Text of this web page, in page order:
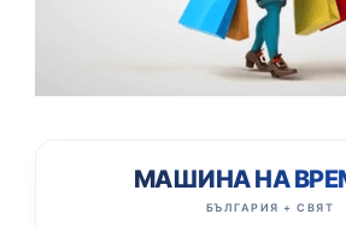
МАШИНА НА
БЪЛГАРИЯ + СВЯТ